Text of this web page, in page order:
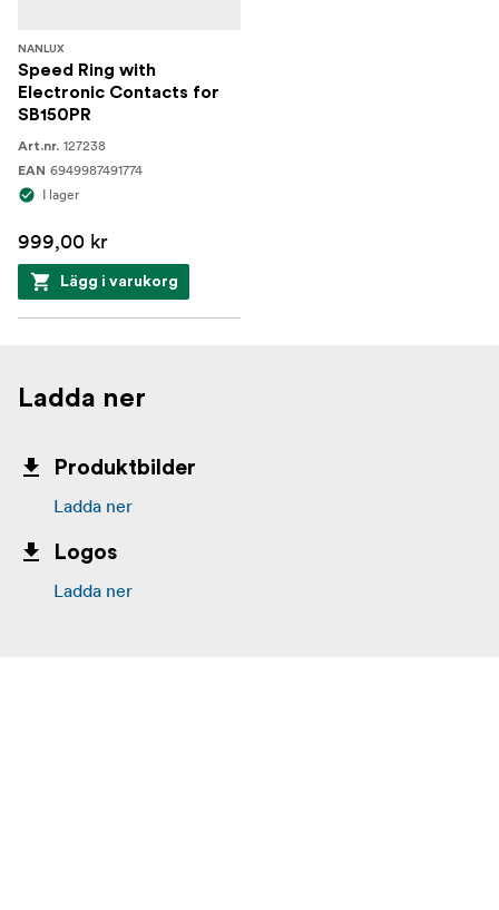
NANLUX
Speed Ring with
Electronic Contacts for
SB150PR
Art.nr. 127238
EAN 6949987491774
I lager
999,00 kr
Lägg i varukorg
Ladda ner
Produktbilder
Ladda ner
Logos
Ladda ner